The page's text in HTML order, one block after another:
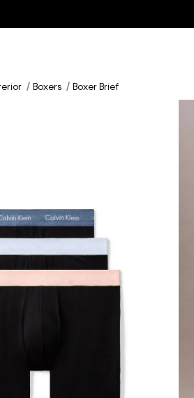
Boxers Boxer Brief